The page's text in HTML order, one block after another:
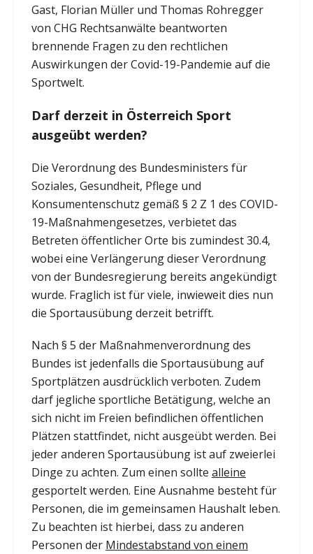
Gast, Florian Müller und Thomas Rohregger
von CHG Rechtsanwälte beantworten
brennende Fragen zu den rechtlichen
Auswirkungen der Covid-19-Pandemie auf die
Sportwelt.
Darf derzeit in Österreich Sport
ausgeübt werden?
Die Verordnung des Bundesministers für
Soziales, Gesundheit, Pflege und
Konsumentenschutz gemäß § 2 Z 1 des COVID-
19-Maßnahmengesetzes, verbietet das
Betreten öffentlicher Orte bis zumindest 30.4,
wobei eine Verlängerung dieser Verordnung
von der Bundesregierung bereits angekündigt
wurde. Fraglich ist für viele, inwieweit dies nun
die Sportausübung derzeit betrifft.
Nach § 5 der Maßnahmenverordnung des
Bundes ist jedenfalls die Sportausübung auf
Sportplätzen ausdrücklich verboten. Zudem
darf jegliche sportliche Betätigung, welche an
sich nicht im Freien befindlichen öffentlichen
Plätzen stattfindet, nicht ausgeübt werden. Bei
jeder anderen Sportausübung ist auf zweierlei
Dinge zu achten. Zum einen sollte alleine
gesportelt werden. Eine Ausnahme besteht für
Personen, die im gemeinsamen Haushalt leben.
Zu beachten ist hierbei, dass zu anderen
Personen der Mindestabstand von einem